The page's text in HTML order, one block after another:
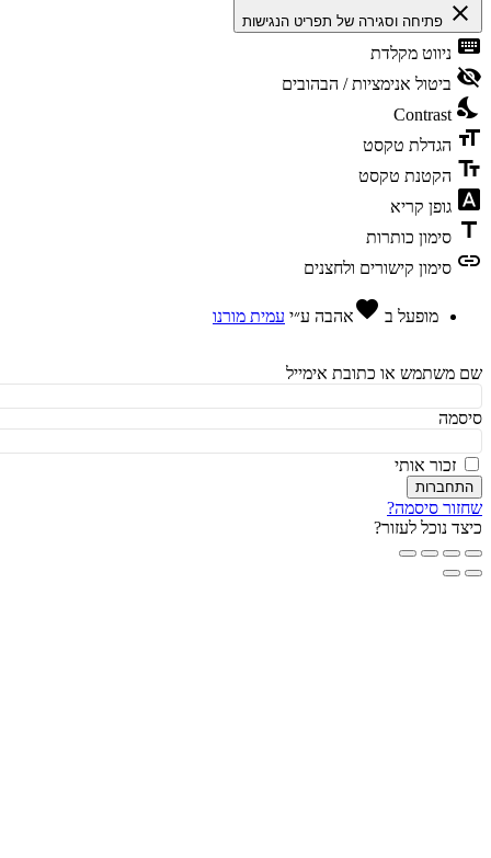
פתיחה וסגירה של תפריט הנגישות
ניווט מקלדת
ביטול אנימציות / הבהובים
Contrast
הגדלת טקסט
הקטנת טקסט
גופן קריא
סימון כותרות
סימון קישורים ולחצנים
מופעל בfavorite אהבהע״י עמית מורנו
או כתובת אימייל
זכור אותי
סיסמה?
נוכל לעזור?